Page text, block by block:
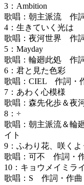
3：Ambition
歌唱：朝主派流 作
4：生きていく光は
歌唱：夜河世界 作
5：Mayday
歌唱：輪廻此処 作
6：君と見た色彩
歌唱：CIEL 作詞・
7：あわく心模様
歌唱：森先化歩＆夜
8：÷
歌唱：朝主派流＆輪
イト
9：ふわり花、咲くよ
歌唱：可不 作詞・
10：キョウメイミライ
歌唱：S 作詞・作曲